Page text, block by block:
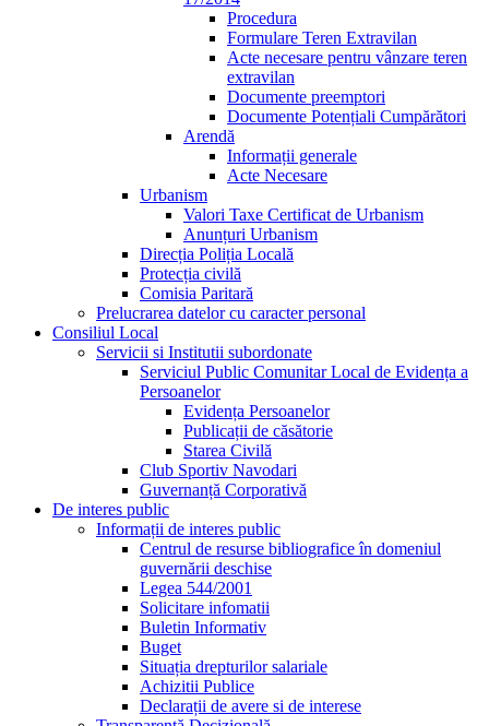
Procedura
Formulare Teren Extravilan
Acte necesare pentru vânzare teren
extravilan
Documente preemptori
Documente Potențiali Cumpărători
Arendă
Informații generale
Acte Necesare
Urbanism
Valori Taxe Certificat de Urbanism
Anunțuri Urbanism
Direcția Poliția Locală
Protecția civilă
Comisia Paritară
Prelucrarea datelor cu caracter personal
Consiliul Local
Servicii si Institutii subordonate
Serviciul Public Comunitar Local de Evidența a
Persoanelor
Evidența Persoanelor
Publicații de căsătorie
Starea Civilă
Club Sportiv Navodari
Guvernanță Corporativă
De interes public
Informații de interes public
Centrul de resurse bibliografice în domeniul
guvernării deschise
Legea 544/2001
Solicitare infomatii
Buletin Informativ
Buget
Situația drepturilor salariale
Achizitii Publice
Declarații de avere si de interese